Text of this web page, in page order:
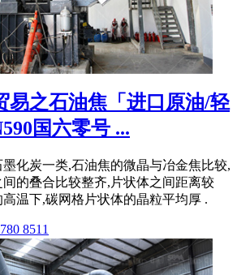
易之石油焦「进口原油/轻
国六零号 ...
化炭一类,石油焦的微晶与冶金焦比较,
的叠合比较整齐,片状体之间距离较
温下,碳网格片状体的晶粒平均厚 .
8511